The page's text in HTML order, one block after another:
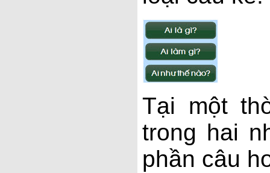
Tại một
trong hai
phần câu